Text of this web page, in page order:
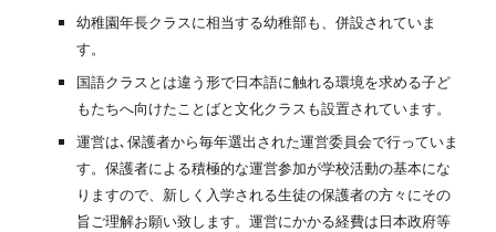
幼稚園年長クラスに相当する幼稚部も、併設されていま
す。
国語クラスとは違う形で日本語に触れる環境を求める子ど
もたちへ向けたことばと文化クラスも設置されています。
運営は､保護者から毎年選出された運営委員会で行っていま
す。保護者による積極的な運営参加が学校活動の基本にな
りますので、新しく入学される生徒の保護者の方々にその
旨ご理解お願い致します。運営にかかる経費は日本政府等